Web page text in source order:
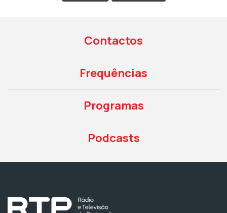
Contactos
Frequências
Programas
Podcasts